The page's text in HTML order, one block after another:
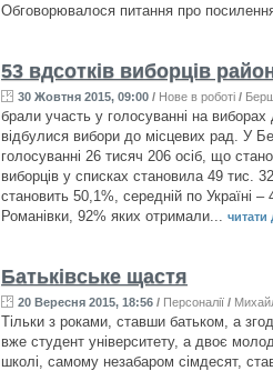
Обговорювалося питання про
53 вдсотків виборців
30 Жовтня 2015, 09:00 / Нове в роботі /
брали участь у голосуванні на
відбулися вибори до місцевих рад. У
голосуванні 26 тисяч 206 осіб, що
виборців у списках становила 49 тис.
становить 50,1%, середній по Україні
Романівки, 92% яких отримали... читати
Батьківське щастя
20 Вересня 2015, 18:56 / Персоналії /
Тільки з роками, ставши батьком, а
вже студент університету, а двоє
школі, самому незабаром сімдесят,